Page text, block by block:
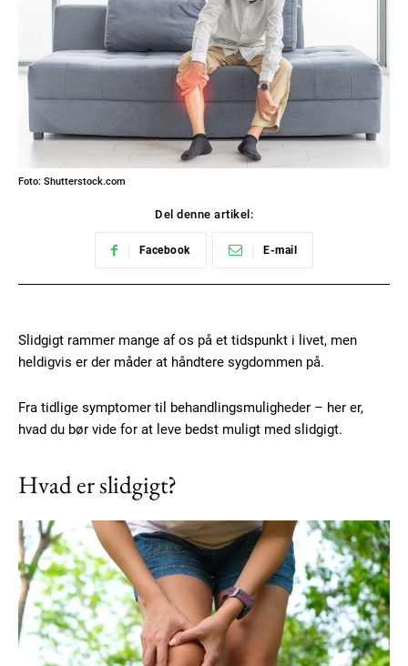
Foto: Shutterstock.com
Del denne artikel:
Facebook E-mail
Slidgigt rammer mange af os på et tidspunkt i livet, men
heldigvis er der måder at håndtere sygdommen på.
Fra tidlige symptomer til behandlingsmuligheder – her er,
hvad du bør vide for at leve bedst muligt med slidgigt.
Hvad er slidgigt?